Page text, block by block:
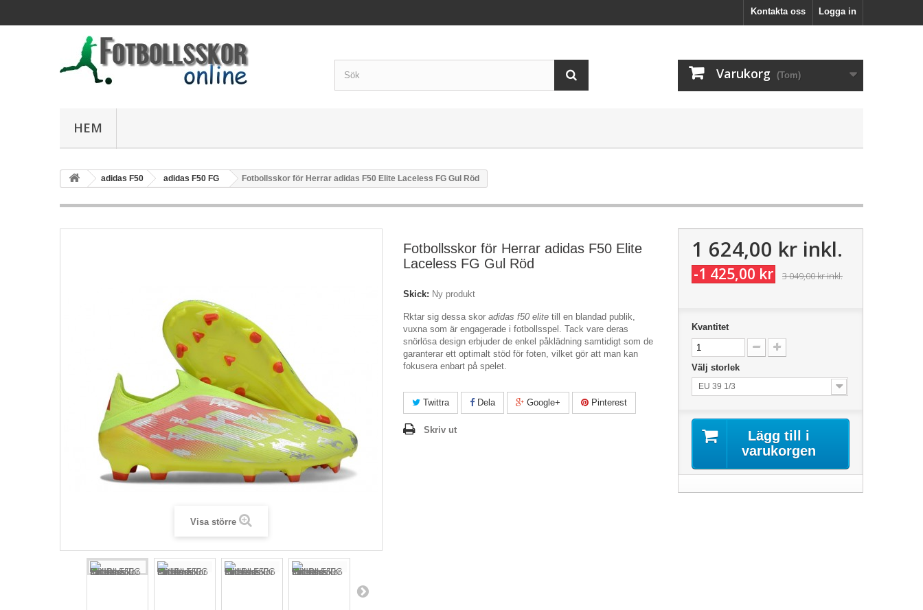
Logga in
Kontakta oss
Varukorg (Tom)
HEM
adidas F50 adidas F50 FG Fotbollsskor för Herrar adidas F50 Elite Laceless FG Gul Röd
Visa större
Fotbollsskor för Herrar adidas F50 Elite
Laceless FG Gul Röd
Skick: Ny produkt
Rktar sig dessa skor adidas f50 elite till en blandad publik,
vuxna som är engagerade i fotbollsspel. Tack vare deras
snörlösa design erbjuder de enkel påklädning samtidigt som de
garanterar ett optimalt stöd för foten, vilket gör att man kan
fokusera enbart på spelet.
Twittra Dela Google+ Pinterest
Skriv ut
1 624,00 krinkl.
-1 425,00 kr 3 049,00 krinkl.
Kvantitet
Välj storlek
EU 39 1/3
Lägg till i
varukorgen